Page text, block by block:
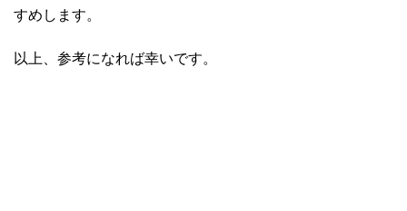
すめします。
以上、参考になれば幸いです。